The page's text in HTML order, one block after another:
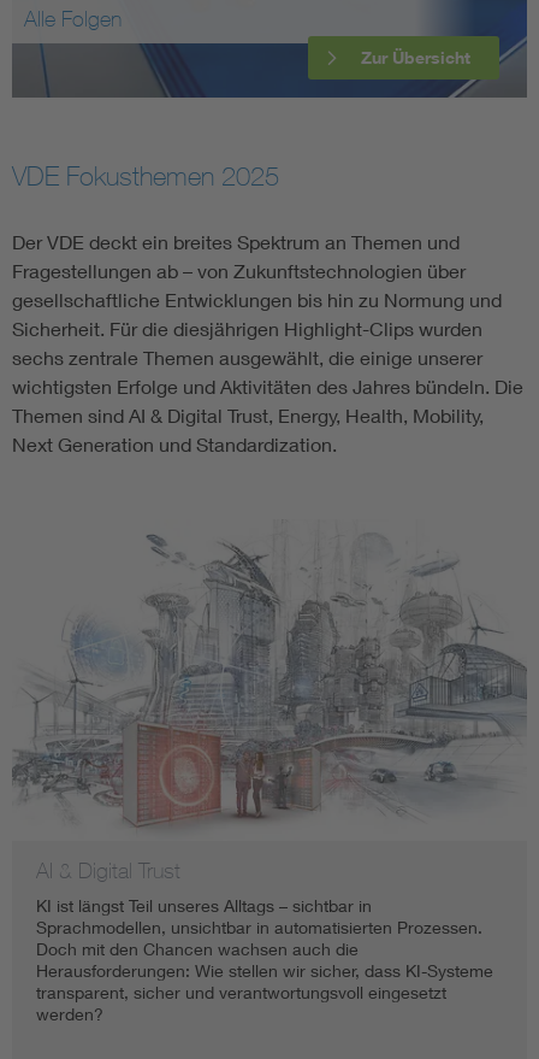
Alle Folgen
Zur Übersicht
VDE Fokusthemen 2025
Der VDE deckt ein breites Spektrum an Themen und
Fragestellungen ab – von Zukunftstechnologien über
gesellschaftliche Entwicklungen bis hin zu Normung und
Sicherheit. Für die diesjährigen Highlight-Clips wurden
sechs zentrale Themen ausgewählt, die einige unserer
wichtigsten Erfolge und Aktivitäten des Jahres bündeln. Die
Themen sind AI & Digital Trust, Energy, Health, Mobility,
Next Generation und Standardization.
AI & Digital Trust
KI ist längst Teil unseres Alltags – sichtbar in
Sprachmodellen, unsichtbar in automatisierten Prozessen.
Doch mit den Chancen wachsen auch die
Herausforderungen: Wie stellen wir sicher, dass KI-Systeme
transparent, sicher und verantwortungsvoll eingesetzt
werden?